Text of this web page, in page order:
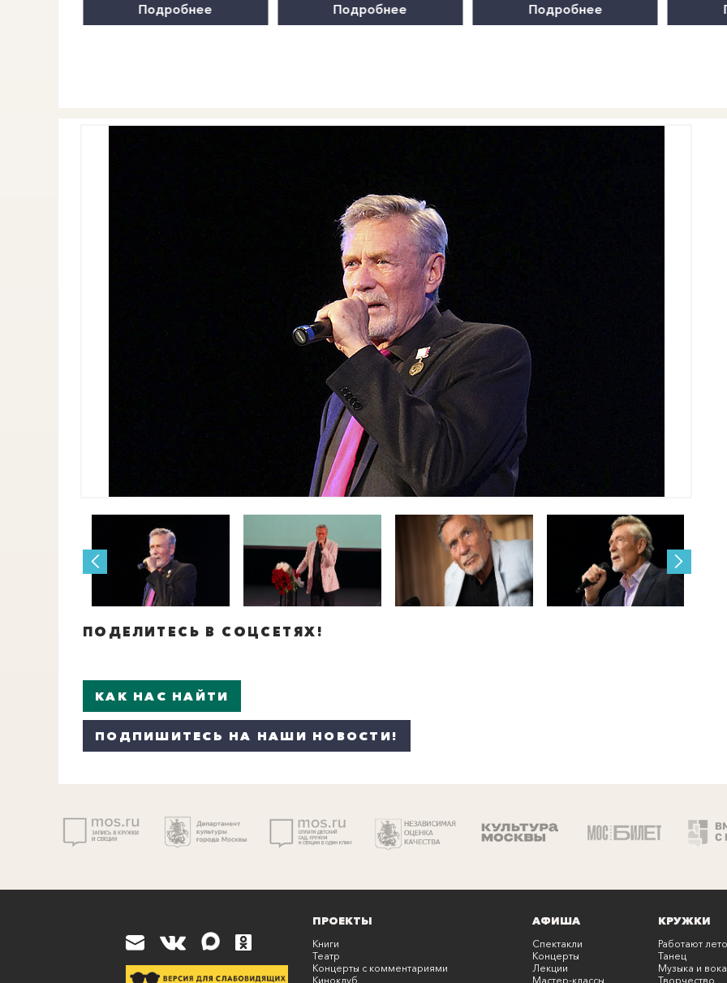
Подробнее Подробнее Подробнее
ПОДЕЛИТЕСЬ В СОЦСЕТЯХ!
КАК НАС НАЙТИ
ПОДПИШИТЕСЬ НА НАШИ НОВОСТИ!
ПРОЕКТЫ
Книги
Театр
Концерты с комментариями
Киноклуб
АФИША
Спектакли
Концерты
Лекции
Мастер-классы
КРУЖКИ
Работают
Танец
Музыка и
Творчество